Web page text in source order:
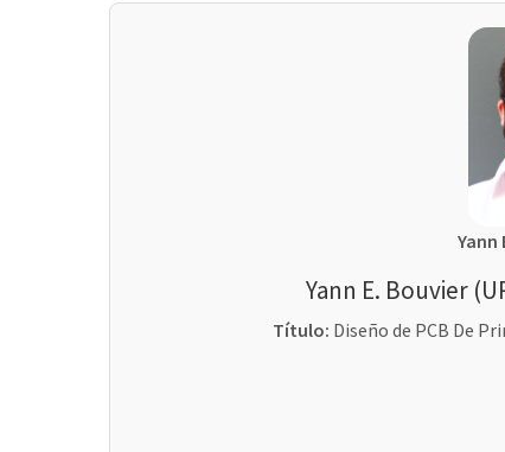
Yann
Yann E. Bouvier
Título: Diseño de PCB De